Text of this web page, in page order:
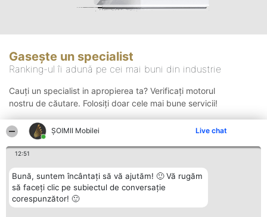
ȘOIMII Mobilei Live chat
12:51
Bună, suntem încântați să vă ajutăm! 🙂 Vă rugăm
să faceți clic pe subiectul de conversație
corespunzător! 🙂
Gasește un specialist
Ranking-ul îi adună pe cei mai buni din industrie
Cauți un specialist in apropierea ta? Verificați motorul
nostru de căutare. Folosiți doar cele mai bune servicii!